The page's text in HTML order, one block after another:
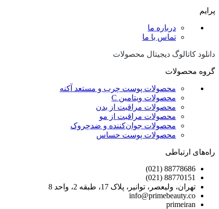
پرایم
درباره ما
تماس با ما
دانلود کاتالوگ دیجیتال محصولات
گروه محصولات
محصولات پوست چرب و مستعد آکنه
محصولات ویتامین C
محصولات مراقبت از بدن
محصولات مراقبت از مو
محصولات جوان‌کننده و ضدچروک
محصولات پوست حساس
راه‌های ارتباطی
88778686 (021)
88770151 (021)
تهران، ولیعصر، توانیر، پلاک 17، طبقه 2، واحد 8
info@primebeauty.co
primeiran